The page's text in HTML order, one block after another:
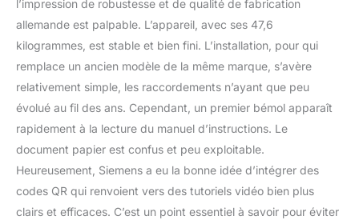
silencieux à 50° rend
votre lave-vaisselle déjà
silencieux. C'est
notamment le moteur
iQdrive innovant. Celui-ci
produit peu de bruit,
même en
permet des temps de
programmation courts
avec des résultats
optimaux et est presque
l’impression de robustesse et de qualité de fabrication
allemande est palpable. L’appareil, avec ses 47,6
kilogrammes, est stable et bien fini. L’installation, pour qui
remplace un ancien modèle de la même marque, s’avère
relativement simple, les raccordements n’ayant que peu
évolué au fil des ans. Cependant, un premier bémol apparaît
rapidement à la lecture du manuel d’instructions. Le
document papier est confus et peu exploitable.
Heureusement, Siemens a eu la bonne idée d’intégrer des
codes QR qui renvoient vers des tutoriels vidéo bien plus
clairs et efficaces. C’est un point essentiel à savoir pour éviter